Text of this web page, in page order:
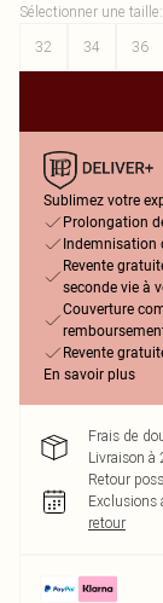
Sélectionner une taille:
32
34 36
Sublimez votre
Prolongation
Indemnisation
Revente
seconde vie à
Couverture
Revente
En savoir plus
Frais de
Livraison à
Retour
Exclusions
retour